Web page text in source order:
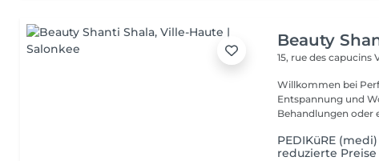
Beauty
15, rue des capucins
Willkommen bei
Entspannung und Wohlbefinden!
Behandlungen oder
PEDIKüRE
reduzierte Preise